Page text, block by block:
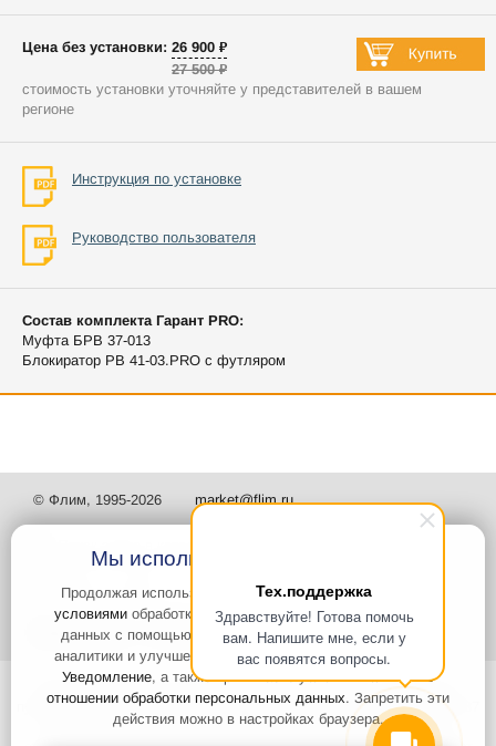
Тех.поддержка
Здравствуйте! Готова помочь
вам. Напишите мне, если у
вас появятся вопросы.
Цена без установки: 26 900 ₽
27 500 ₽
стоимость установки уточняйте у представителей в вашем
регионе
Инструкция по установке
Руководство пользователя
Состав комплекта Гарант PRO:
Муфта БРВ 37-013
Блокиратор РВ 41-03.PRO с футляром
© Флим, 1995-2026 market@flim.ru
Задать вопрос Контакты
Интернет-сайт носит информационный характер и не является
публичной офертой, которая определяется положениями статьи 437
Гражданского кодекса РФ. Информация о характеристиках и
Мы используем файлы Cookies
Продолжая использовать наш сайт, высоглашаетесь с
условиями обработки cookie-файлов и пользовательских
данных с помощью Яндекс.Метрика, необходимых для
аналитики и улучшения качества работы сайта и сервиса
Уведомление, а также принимаете условияПолитики в
отношении обработки персональных данных. Запретить эти
действия можно в настройках браузера.